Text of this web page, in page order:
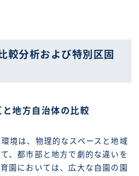
較分析および特別区固
地方自治体の比較
境は、物理的なスペースと地域
、都市部と地方で劇的な違いを
園においては、広大な自園の園